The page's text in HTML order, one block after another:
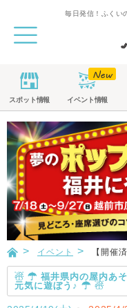
毎日発信！ふくい
スポット情報 イベント情報
イベント 【開催
☃ ☂ 福井県内の屋内あそ
元気に遊ぼう♪ ☂ ☃